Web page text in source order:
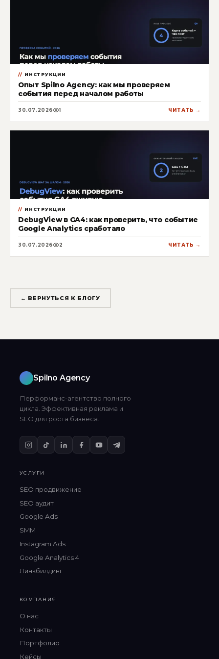
ИНСТРУКЦИИ
Опыт Spilno Agency: как мы проверяем
события перед началом работы
30.07.2026 1 ЧИТАТЬ →
ИНСТРУКЦИИ
DebugView в GA4: как проверить, что событие
Google Analytics сработало
30.07.2026 2 ЧИТАТЬ →
← ВЕРНУТЬСЯ К БЛОГУ
Spilno Agency
Перформанс-агентство полного
цикла. Эффективная реклама и
SEO для роста бизнеса.
УСЛУГИ
SEO продвижение
SEO аудит
Google Ads
SMM
Instagram Ads
Google Analytics 4
Линкбилдинг
КОМПАНИЯ
О нас
Контакты
Портфолио
Кейсы